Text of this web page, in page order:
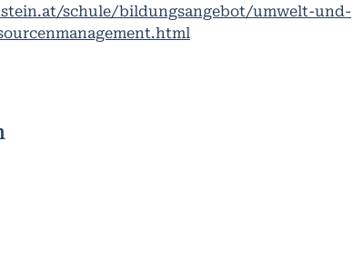
schule/bildungsangebot/umwelt-und-